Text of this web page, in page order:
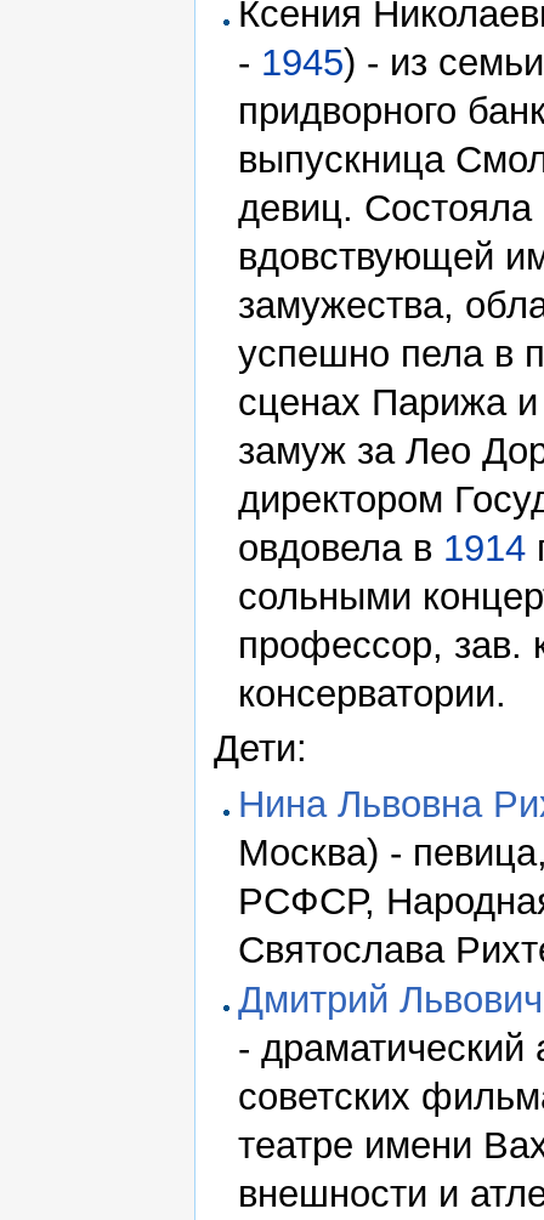
Ксения
- 1945) - из
придворного
выпускница
девиц.
вдовствующей
замужества,
успешно пела в
сценах Парижа
замуж за Лео
директором
овдовела в 1914
сольными
профессор, зав.
консерватории.
Дети:
Нина Львовна
Москва) -
РСФСР,
Святослава
Дмитрий
- драматический
советских
театре имени
внешности и